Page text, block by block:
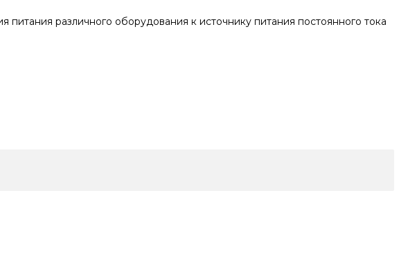
различного оборудования к источнику питания постоянного тока